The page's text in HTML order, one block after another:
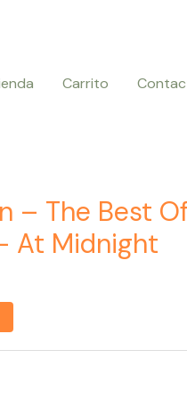
Carrito
– The Best
At Midnight